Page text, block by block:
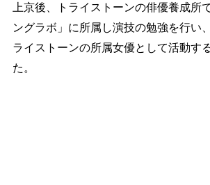
上京後、トライストーンの俳優養成所
ングラボ」に所属し演技の勉強を行い
ライストーンの所属女優として活動す
た。